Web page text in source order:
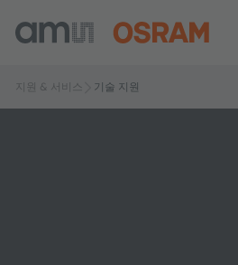
지원 & 서비스 기술 지원